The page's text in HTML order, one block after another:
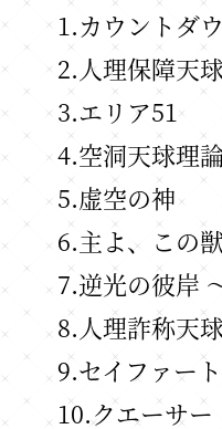
1.カウントダ
2.人理保障天
3.エリア51
4.空洞天球理
5.虚空の神
6.主よ、この
7.逆光の彼岸
8.人理詐称天
9.セイファー
10.クエーサ